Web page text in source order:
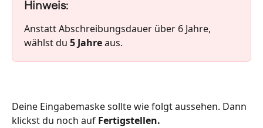
Hinweis:
Anstatt Abschreibungsdauer über 6 Jahre,
wählst du 5 Jahre aus.
Deine Eingabemaske sollte wie folgt aussehen. Dann
klickst du noch auf Fertigstellen.